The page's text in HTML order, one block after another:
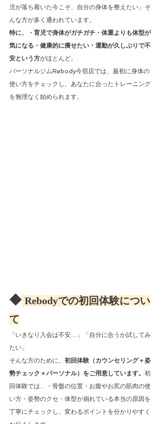
児が落ち着いた今こそ、自分の身体を整えたい」そ
んな方が多く通われています。
特に、・育児で身体がガチガチ・体重よりも体型が
気になる・健康的に痩せたい・運動が久しぶりで不
安という方がほとんど。
パーソナルジムRebody今宿店では、最初に身体の
使い方をチェックし、あなたに合ったトレーニング
を無理なく始められます。
◆ Rebodyでの初回体験につい
て
「いきなり入会は不安…」「自分に合うか試してみ
たい」
そんな方のために、 初回体験（カウンセリング＋姿
勢チェック＋パーソナル）をご用意しています。 初
回体験では、・骨盤の位置・お腹やお尻の筋肉の使
い方・姿勢のクセ・体型が崩れている本当の原因を
丁寧にチェックし、変わるポイントを分かりやすく